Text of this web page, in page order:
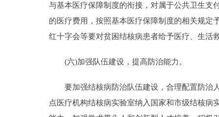
与基本医疗保障制度的衔接，对属于公共卫生支
的医疗费用，按照基本医疗保障制度的相关规定
红十字会等要对贫困结核病患者给予医疗、生活
(六)加强队伍建设，提高防治能力。
要加强结核病防治队伍建设，合理配置防治人
点医疗机构结核病实验室纳入国家和市级结核